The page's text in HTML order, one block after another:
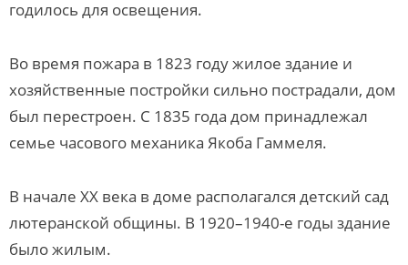
годилось для освещения.
Во время пожара в 1823 году жилое здание и
хозяйственные постройки сильно пострадали, дом
был перестроен. С 1835 года дом принадлежал
семье часового механика Якоба Гаммеля.
В начале ХХ века в доме располагался детский сад
лютеранской общины. В 1920–1940-е годы здание
было жилым.